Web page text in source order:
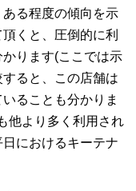
る程度の傾向を示
くと、圧倒的に利
ります(ここでは示
ると、この店舗は
ることも分かりま
他より多く利用され
におけるキーテナ